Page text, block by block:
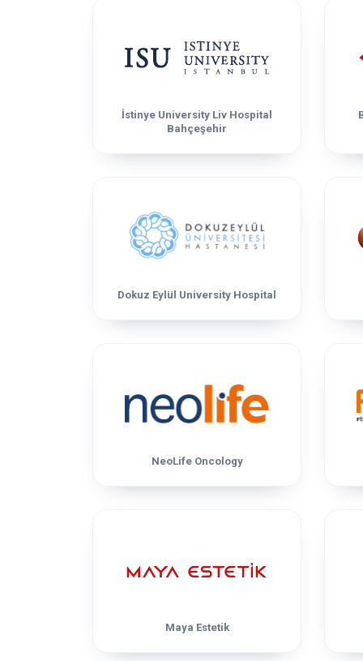
İstinye University Liv Hospital
Bahçeşehir
Dokuz Eylül University Hospital
NeoLife Oncology
Maya Estetik